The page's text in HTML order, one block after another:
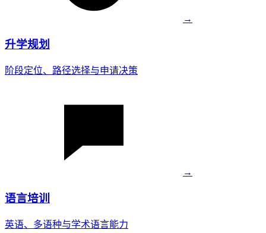
→
升学规划
阶段定位、路径选择与申请决策
→
语言培训
英语、多语种与学术语言能力